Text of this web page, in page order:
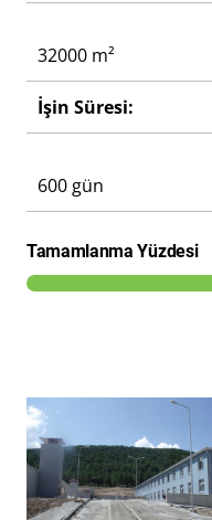
32000 m²
İşin Süresi:
600 gün
Tamamlanma Yüzdesi